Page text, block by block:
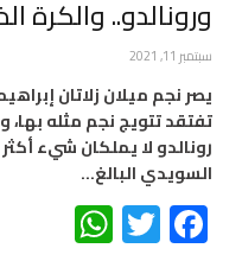
ورونالدو.. والكرة
سبتمبر 11, 2021
يصر نجم ميلان زلاتان
تفتقد تتويج نجم مثله
رونالدو لا يملكان شيء
السويدي البالغ…
Facebook
Twitter